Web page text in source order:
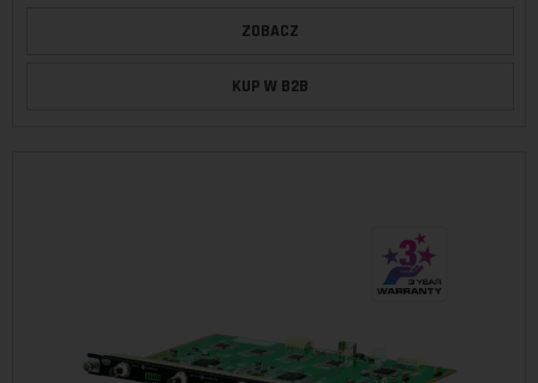
ZOBACZ
KUP W B2B